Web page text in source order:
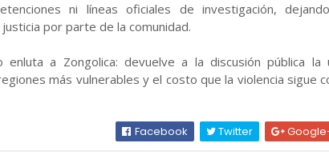
ni líneas oficiales de investigación,
por parte de la comunidad.
a Zongolica: devuelve a la discusión pública la
más vulnerables y el costo que la violencia sigue
Facebook Twitter